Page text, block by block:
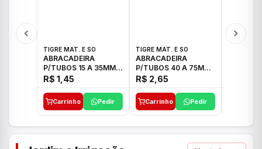
TIGRE MAT. E SO
ABRACADEIRA
P/TUBOS 15 A 35MM
TIGRE
R$ 1,45
Carrinho Pedir
TIGRE MAT. E SO
ABRACADEIRA
P/TUBOS 40 A 75MM
TIGRE
R$ 2,65
Carrinho Pedir